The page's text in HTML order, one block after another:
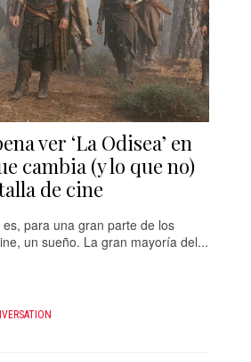
ver ‘La Odisea’ en
cambia (y lo que no)
de cine
para una gran parte de los
un sueño. La gran mayoría del...